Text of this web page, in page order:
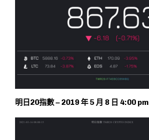
明日20指數 – 2019 年 5 月 8 日 4:00 pm